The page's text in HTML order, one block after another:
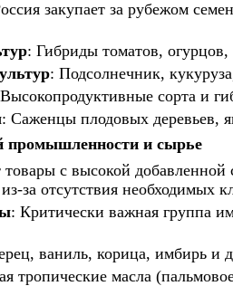
закупает за рубежом
: Гибриды томатов,
: Подсолнечник,
сорта и
: Саженцы плодовых деревьев,
промышленности и сырье
товары с высокой
за отсутствия необходимых
: Критически важная группа
ваниль, корица, имбирь и
тропические масла